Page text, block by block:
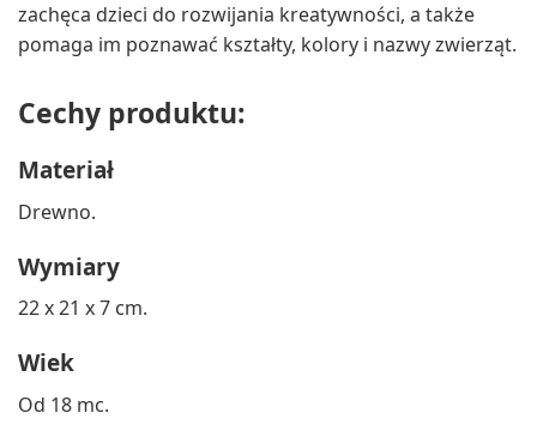
zachęca dzieci do rozwijania kreatywności, a także
pomaga im poznawać kształty, kolory i nazwy zwierząt.
Cechy produktu:
Materiał
Drewno.
Wymiary
22 x 21 x 7 cm.
Wiek
Od 18 mc.